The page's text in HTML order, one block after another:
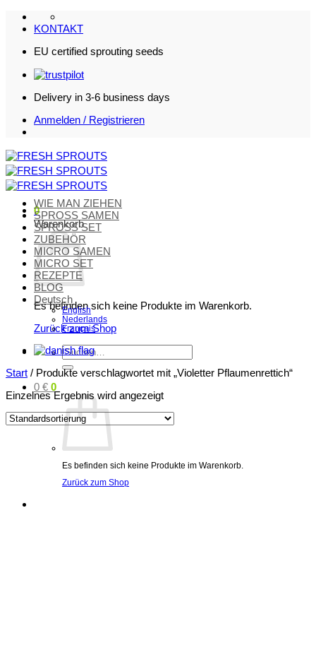
Zum
Inhalt
KONTAKT
EU certified sprouting seeds
Delivery in 3-6 business days
Anmelden / Registrieren
0
Warenkorb
Es befinden sich keine Produkte im Warenkorb.
Zurück zum Shop
Suchen
nach:
0 € 0
Es befinden sich keine Produkte im Warenkorb.
Zurück zum Shop
WIE MAN ZIEHEN
SPROSS SAMEN
SPROSS SET
ZUBEHÖR
MICRO SAMEN
MICRO SET
REZEPTE
BLOG
Deutsch
English
Nederlands
Français
Start / Produkte verschlagwortet mit „Violetter Pflaumenrettich“
Einzelnes Ergebnis wird angezeigt